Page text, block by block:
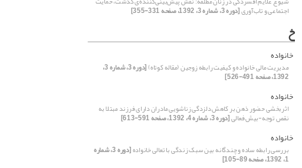
اجتماعی و تاب‌آوری[دوره 3، شماره 3، 1392، صفحه 331-355]
خ
خانواده
مدیریت مالی خانواده و کیفیت رابطه زوجین (مقاله کوتاه) [دوره 3، شماره 3،
1392، صفحه 491-526]
خانواده
اثربخشی حضور ذهن بر کاهش دلزدگی زناشویی مادران دارای فرزند مبتلا به
نقص توجه-بیش فعالی[دوره 3، شماره 4، 1392، صفحه 591-613]
خانواده
بررسی رابطه ساده و چندگانه بین سبک زندگی با تعالی خانواده [دوره 3، شماره
1، 1392، صفحه 89-105]